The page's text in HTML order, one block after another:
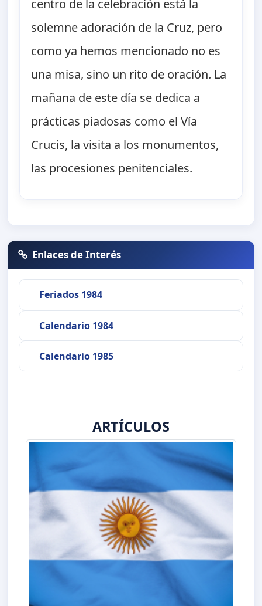
centro de la celebración está la
solemne adoración de la Cruz, pero
como ya hemos mencionado no es
una misa, sino un rito de oración. La
mañana de este día se dedica a
prácticas piadosas como el Vía
Crucis, la visita a los monumentos,
las procesiones penitenciales.
Enlaces de Interés
Feriados 1984
Calendario 1984
Calendario 1985
ARTÍCULOS